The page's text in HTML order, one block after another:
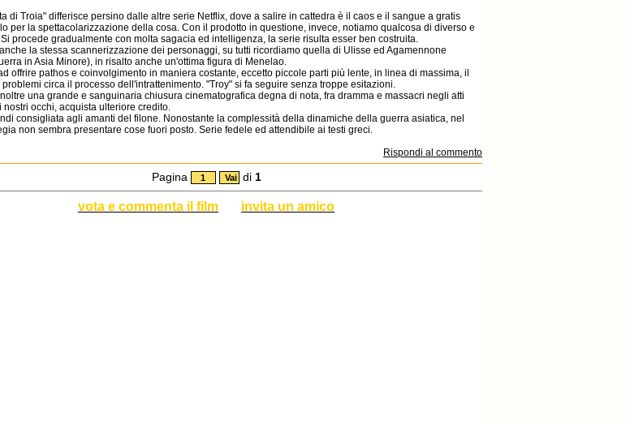
di Troia" differisce persino dalle altre serie Netflix, dove a salire in cattedra è il caos e il sangue a gratis
per la spettacolarizzazione della cosa. Con il prodotto in questione, invece, notiamo qualcosa di diverso e
procede gradualmente con molta sagacia ed intelligenza, la serie risulta esser ben costruita.
la stessa scannerizzazione dei personaggi, su tutti ricordiamo quella di Ulisse ed Agamennone
in Asia Minore), in risalto anche un'ottima figura di Menelao.
offrire pathos e coinvolgimento in maniera costante, eccetto piccole parti più lente, in linea di massima, il
circa il processo dell'intrattenimento. "Troy" si fa seguire senza troppe esitazioni.
una grande e sanguinaria chiusura cinematografica degna di nota, fra dramma e massacri negli atti
nostri occhi, acquista ulteriore credito.
consigliata agli amanti del filone. Nonostante la complessità della dinamiche della guerra asiatica, nel
non sembra presentare cose fuori posto. Serie fedele ed attendibile ai testi greci.
Rispondi al commento
Pagina di 1
vota e commenta il film invita un amico